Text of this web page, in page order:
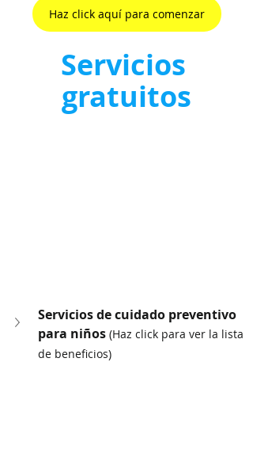
Haz click aquí para comenzar
Servicios
gratuitos
Servicios de cuidado preventivo
para niños (Haz click para ver la lista
de beneficios)